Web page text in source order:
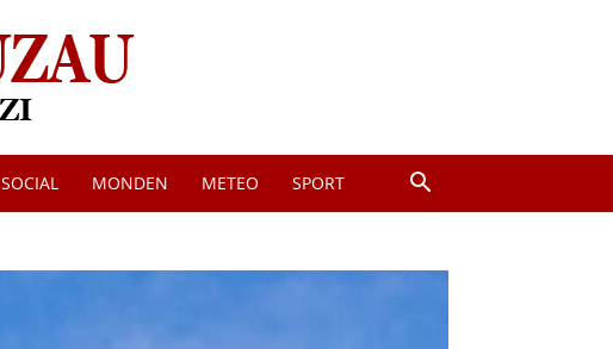
SOCIAL MONDEN METEO SPORT